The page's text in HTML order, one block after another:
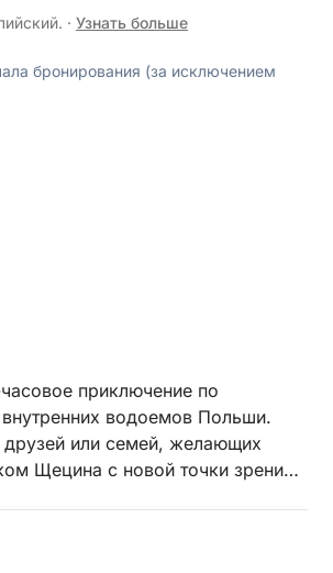
· Узнать больше
бронирования (за исключением
приключение по
водоемов Польши.
или семей, желающих
Щецина с новой точки зрения.
атмосфера безмятежная и